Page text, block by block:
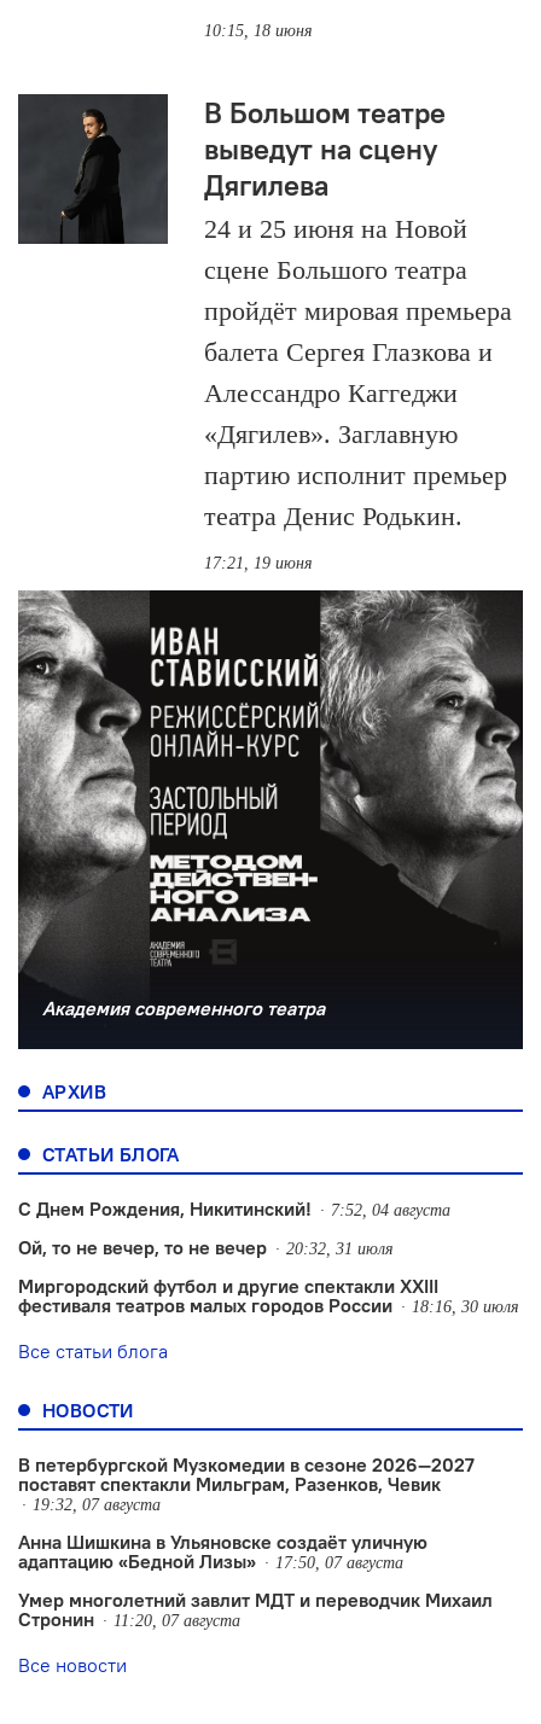
10:15, 18 июня
В Большом театре
выведут на сцену
Дягилева
24 и 25 июня на Новой
сцене Большого театра
пройдёт мировая премьера
балета Сергея Глазкова и
Алессандро Каггеджи
«Дягилев». Заглавную
партию исполнит премьер
театра Денис Родькин.
17:21, 19 июня
Академия современного театра
АРХИВ
СТАТЬИ БЛОГА
С Днем Рождения, Никитинский! 7:52, 04 августа
Ой, то не вечер, то не вечер 20:32, 31 июля
Миргородский футбол и другие спектакли XXIII
фестиваля театров малых городов России
18:16, 30 июля
Все статьи блога
НОВОСТИ
В петербургской Музкомедии в сезоне 2026—2027
поставят спектакли Мильграм, Разенков, Чевик
19:32, 07 августа
Анна Шишкина в Ульяновске создаëт уличную
адаптацию «Бедной Лизы»
17:50, 07 августа
Умер многолетний завлит МДТ и переводчик Михаил
Стронин
11:20, 07 августа
Все новости